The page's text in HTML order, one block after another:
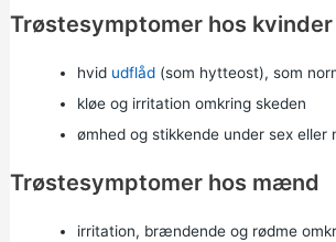
Trøstesymptomer hos kvinder
hvid udflåd(som hytteost), som
kløe og irritation omkring skeden
ømhed og stikkende under sex eller
Trøstesymptomer hos mænd
irritation, brændende og rødme